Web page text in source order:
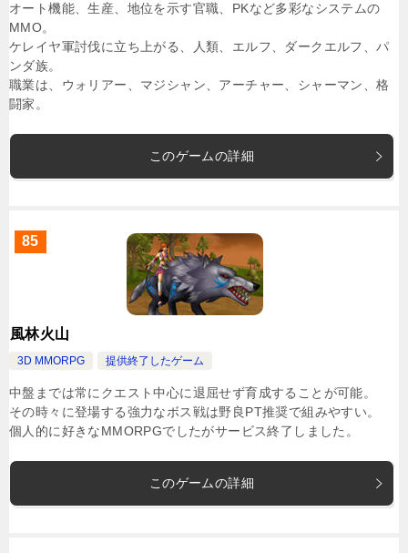
オート機能、生産、地位を示す官職、PKなど多彩なシステムの
MMO。
ケレイヤ軍討伐に立ち上がる、人類、エルフ、ダークエルフ、パ
ンダ族。
職業は、ウォリアー、マジシャン、アーチャー、シャーマン、格
闘家。
このゲームの詳細
85
風林火山
3D MMORPG 提供終了したゲーム
中盤までは常にクエスト中心に退屈せず育成することが可能。
その時々に登場する強力なボス戦は野良PT推奨で組みやすい。
個人的に好きなMMORPGでしたがサービス終了しました。
このゲームの詳細